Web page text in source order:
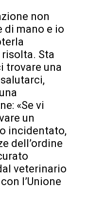
non
di mano e io
risolta. Sta
trovare una
«Se vi
un
incidentato,
dell’ordine
veterinario
l’Unione